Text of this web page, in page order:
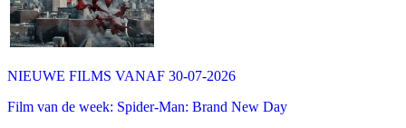
NIEUWE FILMS VANAF 30-07-2026
Film van de week: Spider-Man: Brand New Day